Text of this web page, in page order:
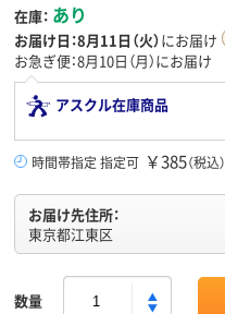
在庫： あり
お届け日：8月11日（火）にお届け
お急ぎ便：8月10日（月）にお届け
アスクル在庫商品
時間帯指定 指定可 ￥385（税込）
お届け先住所：
東京都江東区
数量